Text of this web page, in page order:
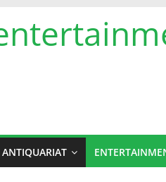
ANTIQUARIAT